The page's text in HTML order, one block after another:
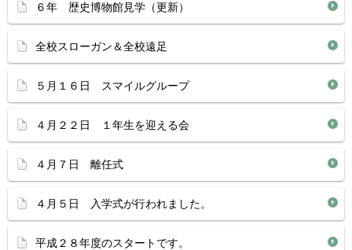
６年 歴史博物館見学（更新）
全校スローガン＆全校遠足
５月１６日 スマイルグループ
４月２２日 １年生を迎える会
４月７日 離任式
４月５日 入学式が行われました。
平成２８年度のスタートです。